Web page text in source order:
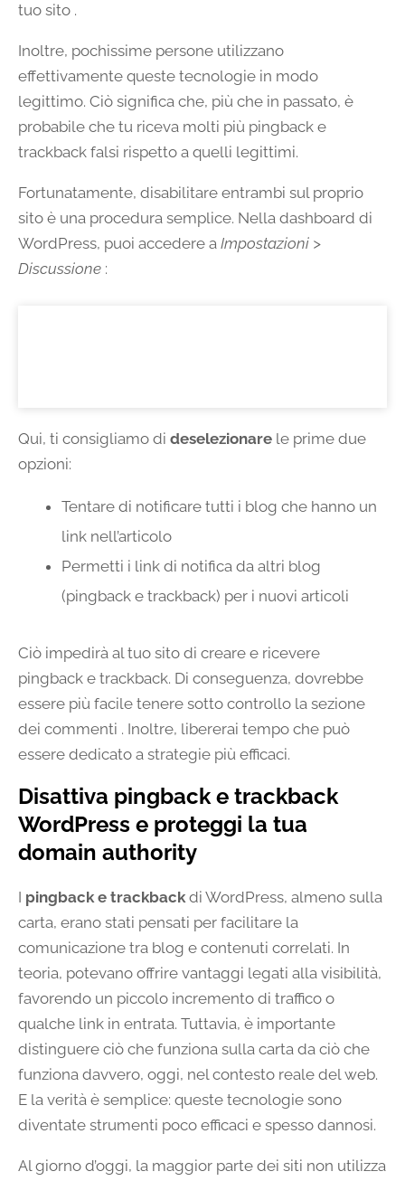
tuo sito .
Inoltre, pochissime persone utilizzano
effettivamente queste tecnologie in modo
legittimo. Ciò significa che, più che in passato, è
probabile che tu riceva molti più pingback e
trackback falsi rispetto a quelli legittimi.
Fortunatamente, disabilitare entrambi sul proprio
sito è una procedura semplice. Nella dashboard di
WordPress, puoi accedere a Impostazioni >
Discussione :
Qui, ti consigliamo di deselezionare le prime due
opzioni:
Tentare di notificare tutti i blog che hanno un
link nell’articolo
Permetti i link di notifica da altri blog
(pingback e trackback) per i nuovi articoli
Ciò impedirà al tuo sito di creare e ricevere
pingback e trackback. Di conseguenza, dovrebbe
essere più facile tenere sotto controllo la sezione
dei commenti . Inoltre, libererai tempo che può
essere dedicato a strategie più efficaci.
Disattiva pingback e trackback
WordPress e proteggi la tua
domain authority
I pingback e trackbackdi WordPress, almeno sulla
carta, erano stati pensati per facilitare la
comunicazione tra blog e contenuti correlati. In
teoria, potevano offrire vantaggi legati alla visibilità,
favorendo un piccolo incremento di traffico o
qualche link in entrata. Tuttavia, è importante
distinguere ciò che funziona sulla carta da ciò che
funziona davvero, oggi, nel contesto reale del web.
E la verità è semplice: queste tecnologie sono
diventate strumenti poco efficaci e spesso dannosi.
Al giorno d’oggi, la maggior parte dei siti non utilizza